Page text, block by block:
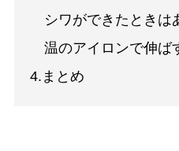
シワができたときは
温のアイロンで伸ば
4.まとめ